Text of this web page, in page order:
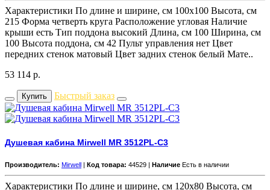
Характеристики По длине и ширине, см 100x100 Высота, см
215 Форма четверть круга Расположение угловая Наличие
крыши есть Тип поддона высокий Длина, см 100 Ширина, см
100 Высота поддона, см 42 Пульт управления нет Цвет
передних стенок матовый Цвет задних стенок белый Мате..
53 114 р.
Купить Быстрый заказ
Душевая кабина Mirwell MR 3512PL-C3
Производитель: Mirwell | Код товара: 44529 | Наличие Есть в наличии
Характеристики По длине и ширине, см 120x80 Высота, см